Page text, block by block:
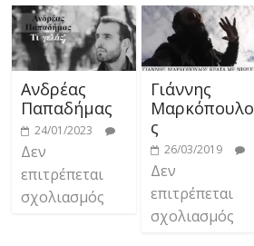
Ανδρέας
Παπαδήμας
24/01/2023
Δεν
επιτρέπεται
σχολιασμός
Γιάννης
Μαρκόπουλο
ς
26/03/2019
Δεν
επιτρέπεται
σχολιασμός